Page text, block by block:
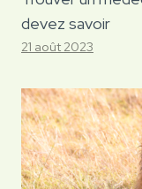
devez savoir
21 août 2023